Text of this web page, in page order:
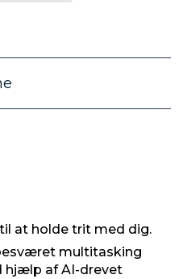
at holde trit med dig.
multitasking
hjælp af AI-drevet